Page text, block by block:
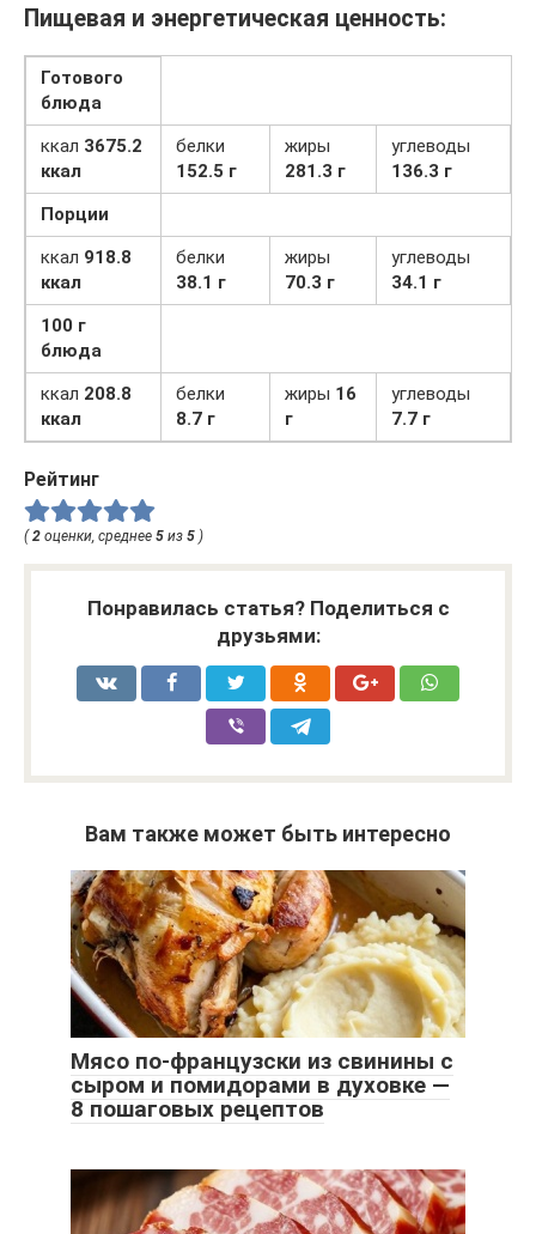
Пищевая и энергетическая ценность:
Готового
блюда
ккал 3675.2
ккал
белки
152.5 г
жиры
281.3 г
углеводы
136.3 г
Порции
ккал 918.8
ккал
белки
38.1 г
жиры
70.3 г
углеводы
34.1 г
100 г
блюда
ккал 208.8
ккал
белки
8.7 г
жиры 16
г
углеводы
7.7 г
Рейтинг
(2 оценки, среднее 5 из 5 )
Понравилась статья? Поделиться с
друзьями:
Вам также может быть интересно
Мясо по-французски из свинины с
сыром и помидорами в духовке —
8 пошаговых рецептов